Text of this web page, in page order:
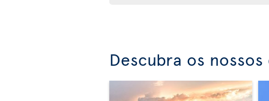
Descubra os